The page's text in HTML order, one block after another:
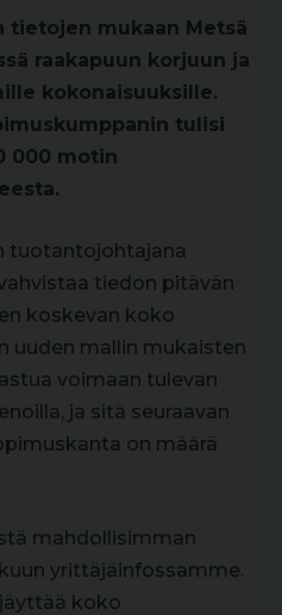
tietojen mukaan Metsä
raakapuun korjuun ja
kokonaisuuksille.
tulisi
000 motin
tuotantojohtajana
tiedon pitävän
koskevan koko
uuden mallin mukaisten
voimaan tulevan
ja sitä seuraavan
on määrä
mahdollisimman
yrittäjäinfossamme.
koko